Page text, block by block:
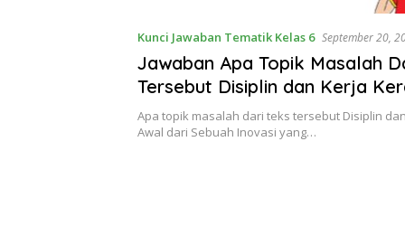
Kunci Jawaban Tematik Kelas 6 September 20,
Jawaban Apa Topik Masalah
Tersebut Disiplin dan Kerja
Dari Sebuah Inovasi
Tema 3 Kelas 6 Halaman 115
Apa topik masalah dari teks tersebut Disiplin
Awal dari Sebuah Inovasi yang…